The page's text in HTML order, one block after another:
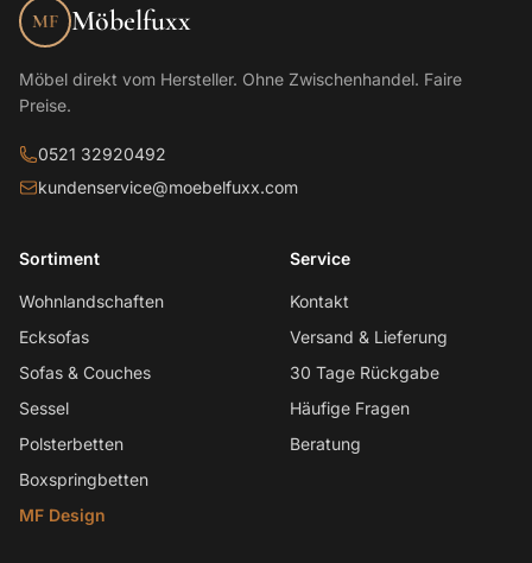
MF Möbelfuxx
Möbel direkt vom Hersteller. Ohne Zwischenhandel. Faire
Preise.
0521 32920492
kundenservice@moebelfuxx.com
Sortiment
Wohnlandschaften
Ecksofas
Sofas & Couches
Sessel
Polsterbetten
Boxspringbetten
MF Design
Service
Kontakt
Versand & Lieferung
30 Tage Rückgabe
Häufige Fragen
Beratung